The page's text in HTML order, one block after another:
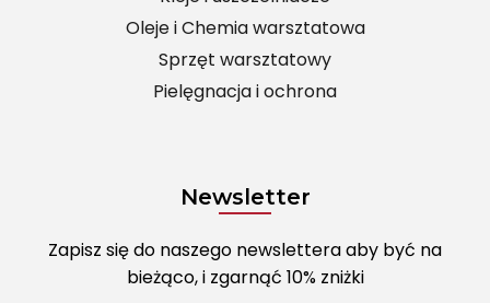
Oleje i Chemia warsztatowa
Sprzęt warsztatowy
Pielęgnacja i ochrona
Newsletter
Zapisz się do naszego newslettera aby być na
bieżąco, i zgarnąć 10% zniżki